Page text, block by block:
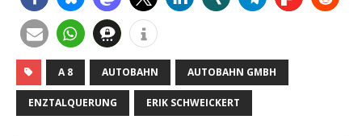
A 8 AUTOBAHN AUTOBAHN GMBH
ENZTALQUERUNG ERIK SCHWEICKERT